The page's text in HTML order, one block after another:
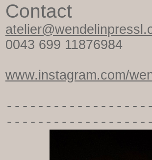
Contact
0043 699 11876984
www.instagram.com/
-----------